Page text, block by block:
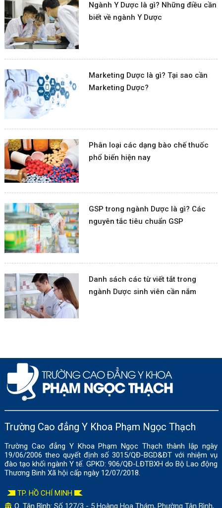
Ngành Y Dược là gì? Những điều cần
biết về ngành Y Dược
Marketing Dược là gì? Tại sao cần
Marketing Dược?
Phân loại các dạng bào chế thuốc
phổ biến hiện nay
GSP trong ngành Dược là gì? Các
nguyên tắc tiêu chuẩn GSP
Danh sách các từ viết tắt trong
ngành Dược sinh viên cần nắm
Trường Cao đẳng Y Khoa Phạm Ngọc Thạch
Trường Cao đẳng Y Khoa Phạm Ngọc Thạch thành lập ngày
19/06/2006 theo quyết định số 3015/QĐ-BGD&ĐT với nhiệm vụ
đào tạo khối ngành Y tế. GPKD: 906/QĐ-LĐTBXH do Bộ Lao động
Thương Binh Xã hội cấp ngày 12/07/2018.
TP. HỒ CHÍ MINH
Q. Tân Bình: Số 127/3 - 5 Hoàng Hoa Thám, Phường Tân Bình,